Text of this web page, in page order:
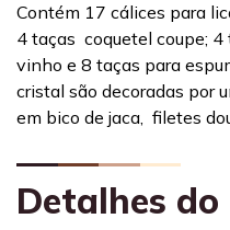
Contém 17 cálices para
4 taças coquetel coupe; 4
vinho e 8 taças para
cristal são decoradas por
em bico de jaca, filetes
Detalhes